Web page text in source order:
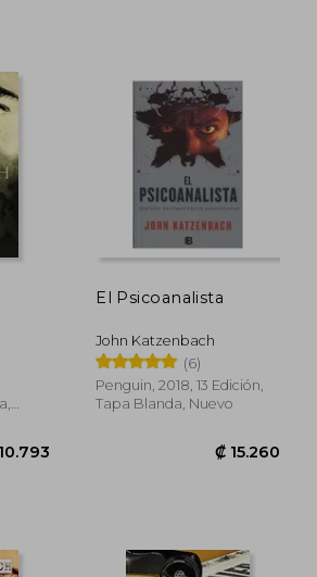
El Psicoanalista
John Katzenbach
(6)
Penguin, 2018, 13 Edición,
Tapa Blanda, Nuevo